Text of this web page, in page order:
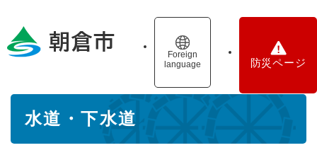
の
Foreign
language
防災ページ
水道・下水道